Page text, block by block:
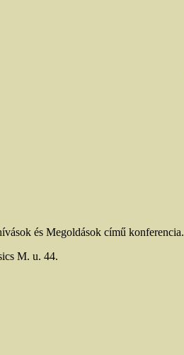
és Megoldások című konferencia.
M. u. 44.